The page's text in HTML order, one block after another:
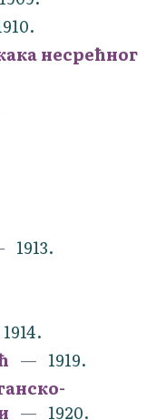
несрећног
1913.
1914.
1919.
1920.